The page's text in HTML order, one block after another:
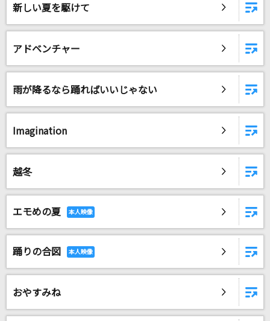
Mr.Children
JUJU
ラヴ・イズ・オーヴァー
[生音]アイのシナリオ
[良音]ロマンス
PENICILLIN
Official髭男dism
TEST ME
あの娘シークレット
新しい夏を駆けて
アドベンチャー
雨が降るなら踊ればいいじゃない
Imagination
越冬
エモめの夏
踊りの合図
おやすみね